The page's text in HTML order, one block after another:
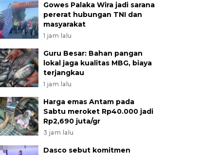
Gowes Palaka Wira jadi sarana
pererat hubungan TNI dan
masyarakat
1 jam lalu
Guru Besar: Bahan pangan
lokal jaga kualitas MBG, biaya
terjangkau
1 jam lalu
Harga emas Antam pada
Sabtu meroket Rp40.000 jadi
Rp2,690 juta/gr
3 jam lalu
Dasco sebut komitmen